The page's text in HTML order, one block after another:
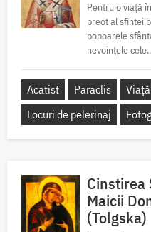
Pentru o viață
preot al sfintei
popoarele
nevoințele
Acatist Paraclis Viață
Locuri de pelerinaj
Cinstirea
Maicii
(Tolgska)